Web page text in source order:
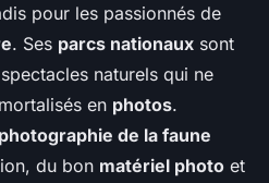
pour les passionnés de
. Ses parcs nationaux sont
naturels qui ne
en photos.
photographie de la faune
du bon matériel photo et